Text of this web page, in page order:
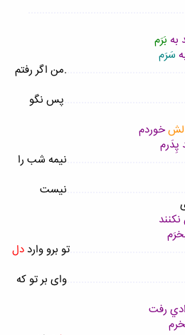
به بَرَم
سَرَم
.من اگر رفتم
پس نگو
خوردم
نیمه شب را
نیست
تو برو وارد دل
وای بر تو که
رفت